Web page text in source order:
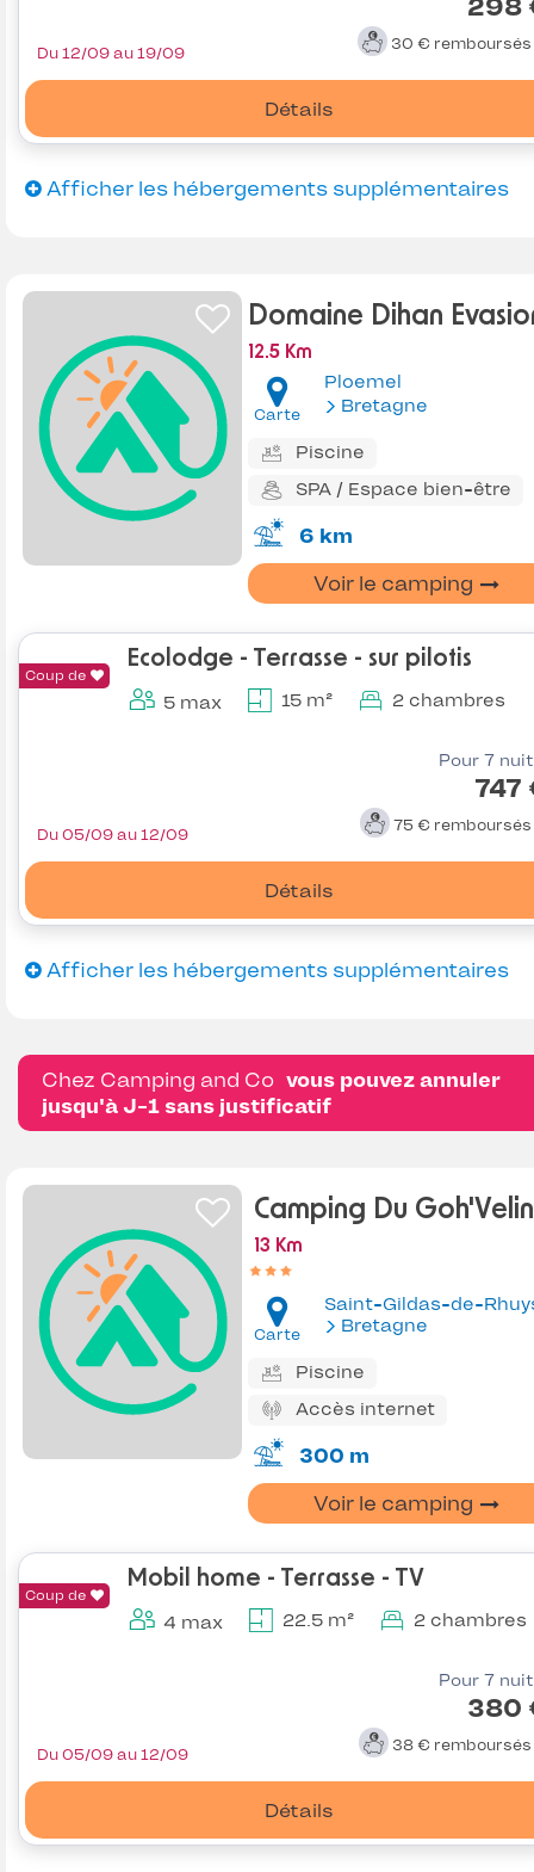
298
30 € remboursés
Détails
Du 12/09 au 19/09
Afficher les hébergements supplémentaires
Domaine Dihan
12.5 Km
Carte
Ploemel
Bretagne
Piscine
SPA / Espace bien-être
6 km
Voir le camping
Coup de
Ecolodge - Terrasse - sur pilotis
5 max 15 m² 2 chambres
Pour 7
747
75 € remboursés
Détails
Du 05/09 au 12/09
Afficher les hébergements supplémentaires
Chez Camping and Co vous pouvez annuler
jusqu'à J-1 sans justificatif
Camping Du Goh'Velin
13 Km
Carte
Saint-Gildas-de-
Bretagne
Piscine
Accès internet
300 m
Voir le camping
Coup de
Mobil home - Terrasse - TV
4 max 22.5 m² 2 chambres
Pour 7
380
38 € remboursés
Détails
Du 05/09 au 12/09